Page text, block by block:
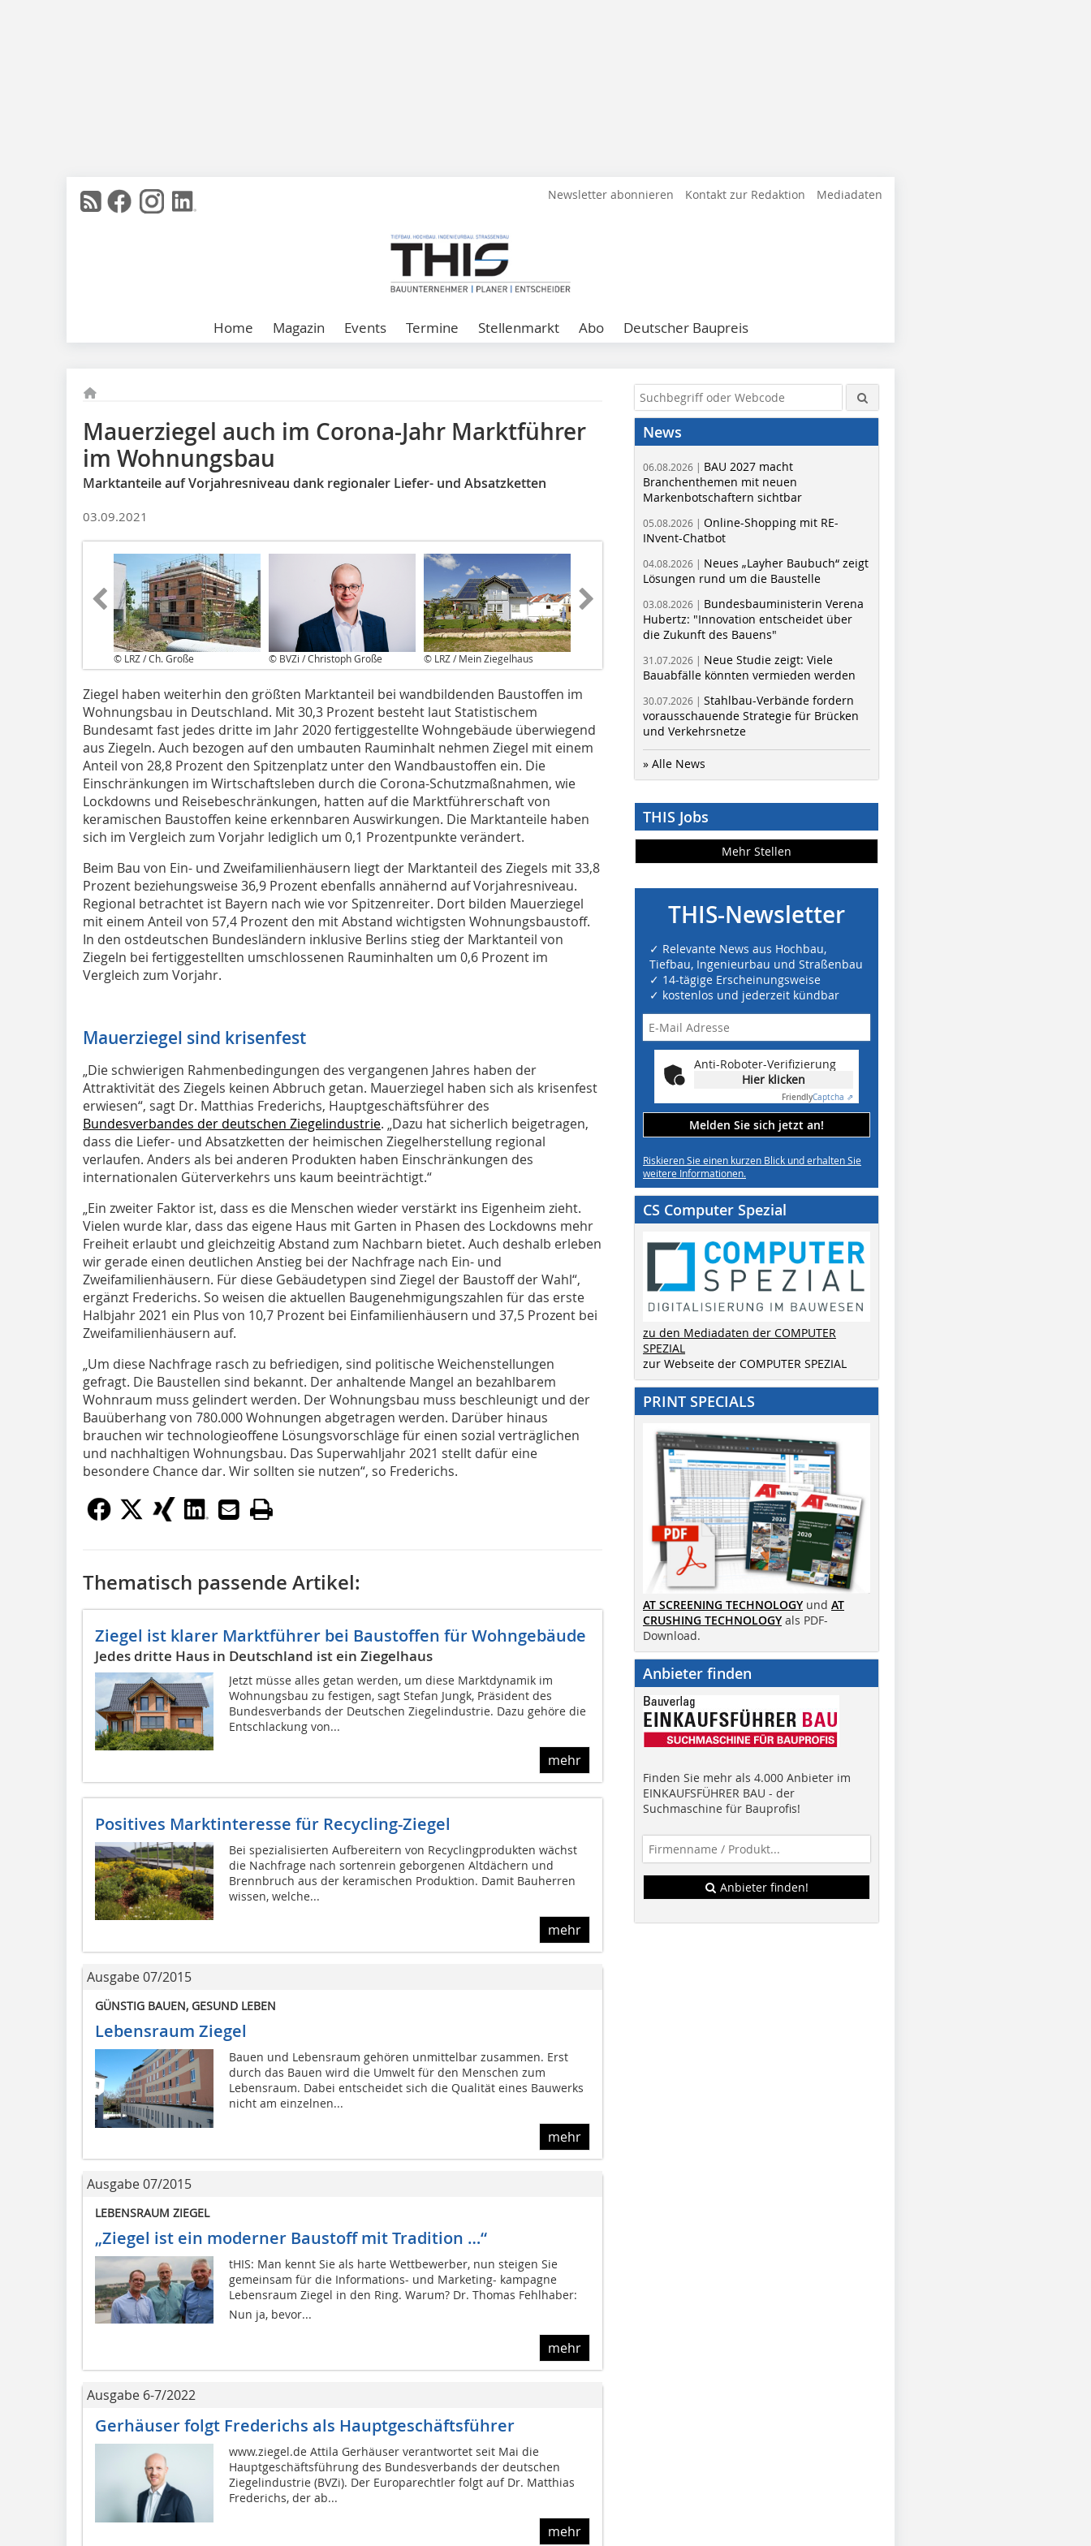
Newsletter abonnieren Kontakt zur Redaktion Mediadaten
Home Magazin Events Termine Stellenmarkt Abo Deutscher Baupreis
Mauerziegel auch im Corona-Jahr Marktführer
im Wohnungsbau
Marktanteile auf Vorjahresniveau dank regionaler Liefer- und Absatzketten
03.09.2021
© LRZ / Ch. Große © BVZi / Christoph Große © LRZ / Mein Ziegelhaus
Ziegel haben weiterhin den größten Marktanteil bei wandbildenden Baustoffen im
Wohnungsbau in Deutschland. Mit 30,3 Prozent besteht laut Statistischem
Bundesamt fast jedes dritte im Jahr 2020 fertiggestellte Wohngebäude überwiegend
aus Ziegeln. Auch bezogen auf den umbauten Rauminhalt nehmen Ziegel mit einem
Anteil von 28,8 Prozent den Spitzenplatz unter den Wandbaustoffen ein. Die
Einschränkungen im Wirtschaftsleben durch die Corona-Schutzmaßnahmen, wie
Lockdowns und Reisebeschränkungen, hatten auf die Marktführerschaft von
keramischen Baustoffen keine erkennbaren Auswirkungen. Die Marktanteile haben
sich im Vergleich zum Vorjahr lediglich um 0,1 Prozentpunkte verändert.
Beim Bau von Ein- und Zweifamilienhäusern liegt der Marktanteil des Ziegels mit 33,8
Prozent beziehungsweise 36,9 Prozent ebenfalls annähernd auf Vorjahresniveau.
Regional betrachtet ist Bayern nach wie vor Spitzenreiter. Dort bilden Mauerziegel
mit einem Anteil von 57,4 Prozent den mit Abstand wichtigsten Wohnungsbaustoff.
In den ostdeutschen Bundesländern inklusive Berlins stieg der Marktanteil von
Ziegeln bei fertiggestellten umschlossenen Rauminhalten um 0,6 Prozent im
Vergleich zum Vorjahr.
Mauerziegel sind krisenfest
„Die schwierigen Rahmenbedingungen des vergangenen Jahres haben der
Attraktivität des Ziegels keinen Abbruch getan. Mauerziegel haben sich als krisenfest
erwiesen“, sagt Dr. Matthias Frederichs, Hauptgeschäftsführer des
Bundesverbandes der deutschen Ziegelindustrie. „Dazu hat sicherlich beigetragen,
dass die Liefer- und Absatzketten der heimischen Ziegelherstellung regional
verlaufen. Anders als bei anderen Produkten haben Einschränkungen des
internationalen Güterverkehrs uns kaum beeinträchtigt.“
„Ein zweiter Faktor ist, dass es die Menschen wieder verstärkt ins Eigenheim zieht.
Vielen wurde klar, dass das eigene Haus mit Garten in Phasen des Lockdowns mehr
Freiheit erlaubt und gleichzeitig Abstand zum Nachbarn bietet. Auch deshalb erleben
wir gerade einen deutlichen Anstieg bei der Nachfrage nach Ein- und
Zweifamilienhäusern. Für diese Gebäudetypen sind Ziegel der Baustoff der Wahl“,
ergänzt Frederichs. So weisen die aktuellen Baugenehmigungszahlen für das erste
Halbjahr 2021 ein Plus von 10,7 Prozent bei Einfamilienhäusern und 37,5 Prozent bei
Zweifamilienhäusern auf.
„Um diese Nachfrage rasch zu befriedigen, sind politische Weichenstellungen
gefragt. Die Baustellen sind bekannt. Der anhaltende Mangel an bezahlbarem
Wohnraum muss gelindert werden. Der Wohnungsbau muss beschleunigt und der
Bauüberhang von 780.000 Wohnungen abgetragen werden. Darüber hinaus
brauchen wir technologieoffene Lösungsvorschläge für einen sozial verträglichen
und nachhaltigen Wohnungsbau. Das Superwahljahr 2021 stellt dafür eine
besondere Chance dar. Wir sollten sie nutzen“, so Frederichs.
Thematisch passende Artikel:
Ziegel ist klarer Marktführer bei Baustoffen für Wohngebäude
Jedes dritte Haus in Deutschland ist ein Ziegelhaus
Jetzt müsse alles getan werden, um diese Marktdynamik im
Wohnungsbau zu festigen, sagt Stefan Jungk, Präsident des
Bundesverbands der Deutschen Ziegelindustrie. Dazu gehöre die
Entschlackung von...
mehr
Positives Marktinteresse für Recycling-Ziegel
Bei spezialisierten Aufbereitern von Recyclingprodukten wächst
die Nachfrage nach sortenrein geborgenen Altdächern und
Brennbruch aus der keramischen Produktion. Damit Bauherren
wissen, welche...
mehr
Ausgabe 07/2015
GÜNSTIG BAUEN, GESUND LEBEN
Lebensraum Ziegel
Bauen und Lebensraum gehören unmittelbar zusammen. Erst
durch das Bauen wird die Umwelt für den Menschen zum
Lebensraum. Dabei entscheidet sich die Qualität eines Bauwerks
nicht am einzelnen...
mehr
Ausgabe 07/2015
LEBENSRAUM ZIEGEL
„Ziegel ist ein moderner Baustoff mit Tradition …“
tHIS: Man kennt Sie als harte Wettbewerber, nun steigen Sie
gemeinsam für die Informations- und Marketing- kampagne
Lebensraum Ziegel in den Ring. Warum? Dr. Thomas Fehlhaber:
Nun ja, bevor...
mehr
Ausgabe 6-7/2022
Gerhäuser folgt Frederichs als Hauptgeschäftsführer
www.ziegel.de Attila Gerhäuser verantwortet seit Mai die
Hauptgeschäftsführung des Bundesverbands der deutschen
Ziegelindustrie (BVZi). Der Europarechtler folgt auf Dr. Matthias
Frederichs, der ab...
mehr
News
06.08.2026 | BAU 2027 macht
Branchenthemen mit neuen
Markenbotschaftern sichtbar
05.08.2026 | Online-Shopping mit RE-
INvent-Chatbot
04.08.2026 | Neues „Layher Baubuch“ zeigt
Lösungen rund um die Baustelle
03.08.2026 | Bundesbauministerin Verena
Hubertz: "Innovation entscheidet über
die Zukunft des Bauens"
31.07.2026 | Neue Studie zeigt: Viele
Bauabfälle könnten vermieden werden
30.07.2026 | Stahlbau-Verbände fordern
vorausschauende Strategie für Brücken
und Verkehrsnetze
» Alle News
THIS Jobs
Mehr Stellen
THIS-Newsletter
✓ Relevante News aus Hochbau,
Tiefbau, Ingenieurbau und Straßenbau
✓ 14-tägige Erscheinungsweise
✓ kostenlos und jederzeit kündbar
Anti-Roboter-Verifizierung
Hier klicken
FriendlyCaptcha ⇗
Melden Sie sich jetzt an!
Riskieren Sie einen kurzen Blick und erhalten Sie
weitere Informationen.
CS Computer Spezial
zu den Mediadaten der COMPUTER
SPEZIAL
zur Webseite der COMPUTER SPEZIAL
PRINT SPECIALS
AT SCREENING TECHNOLOGY und AT
CRUSHING TECHNOLOGY als PDF-
Download.
Anbieter finden
Finden Sie mehr als 4.000 Anbieter im
EINKAUFSFÜHRER BAU - der
Suchmaschine für Bauprofis!
Anbieter finden!